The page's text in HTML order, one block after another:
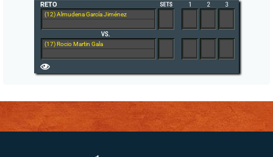
(12) Almudena García Jiménez
(17) Rocio Martin Gala
RETO